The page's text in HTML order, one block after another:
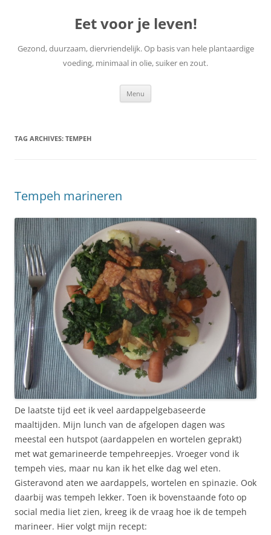
Eet voor je leven!
Gezond, duurzaam, diervriendelijk. Op basis van hele plantaardige
voeding, minimaal in olie, suiker en zout.
Menu
TAG ARCHIVES: TEMPEH
Tempeh marineren
De laatste tijd eet ik veel aardappelgebaseerde
maaltijden. Mijn lunch van de afgelopen dagen was
meestal een hutspot (aardappelen en wortelen geprakt)
met wat gemarineerde tempehreepjes. Vroeger vond ik
tempeh vies, maar nu kan ik het elke dag wel eten.
Gisteravond aten we aardappels, wortelen en spinazie. Ook
daarbij was tempeh lekker. Toen ik bovenstaande foto op
social media liet zien, kreeg ik de vraag hoe ik de tempeh
marineer. Hier volgt mijn recept: